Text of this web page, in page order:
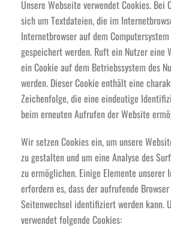
Unsere Webseite verwendet Cookies. Bei
sich um Textdateien, die im
Internetbrowser auf dem
gespeichert werden. Ruft ein Nutzer eine
ein Cookie auf dem Betriebssystem des
werden. Dieser Cookie enthält eine
Zeichenfolge, die eine eindeutige
beim erneuten Aufrufen der Website
Wir setzen Cookies ein, um unsere
zu gestalten und um eine Analyse des
zu ermöglichen. Einige Elemente unserer
erfordern es, dass der aufrufende
Seitenwechsel identifiziert werden kann.
verwendet folgende Cookies: